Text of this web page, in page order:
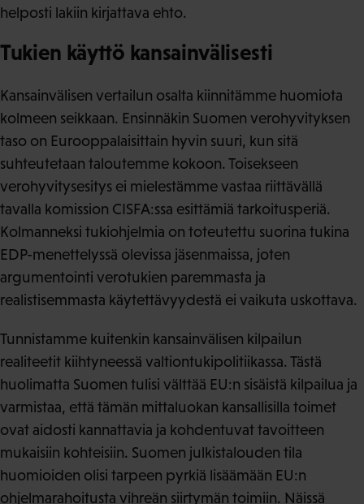
helposti lakiin kirjattava ehto.
Tukien käyttö kansainvälisesti
Kansainvälisen vertailun osalta kiinnitämme huomiota
kolmeen seikkaan. Ensinnäkin Suomen verohyvityksen
taso on Eurooppalaisittain hyvin suuri, kun sitä
suhteutetaan taloutemme kokoon. Toisekseen
verohyvitysesitys ei mielestämme vastaa riittävällä
tavalla komission CISFA:ssa esittämiä tarkoitusperiä.
Kolmanneksi tukiohjelmia on toteutettu suorina tukina
EDP-menettelyssä olevissa jäsenmaissa, joten
argumentointi verotukien paremmasta ja
realistisemmasta käytettävyydestä ei vaikuta uskottava.
Tunnistamme kuitenkin kansainvälisen kilpailun
realiteetit kiihtyneessä valtiontukipolitiikassa. Tästä
huolimatta Suomen tulisi välttää EU:n sisäistä kilpailua ja
varmistaa, että tämän mittaluokan kansallisilla toimet
ovat aidosti kannattavia ja kohdentuvat tavoitteen
mukaisiin kohteisiin. Suomen julkistalouden tila
huomioiden olisi tarpeen pyrkiä lisäämään EU:n
ohjelmarahoitusta vihreän siirtymän toimiin. Näissä